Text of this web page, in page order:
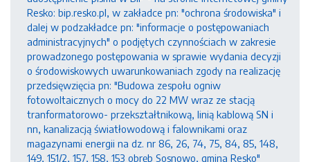
Resko: bip.resko.pl, w zakładce pn: "ochrona środowiska" i
dalej w podzakładce pn: "informacje o postępowaniach
administracyjnych" o podjętych czynnościach w zakresie
prowadzonego postępowania w sprawie wydania decyzji
o środowiskowych uwarunkowaniach zgody na realizację
przedsięwzięcia pn: "Budowa zespołu ogniw
fotowoltaicznych o mocy do 22 MW wraz ze stacją
tranformatorowo- przekształtnikową, linią kablową SN i
nn, kanalizacją światłowodową i falownikami oraz
magazynami energii na dz. nr 86, 26, 74, 75, 84, 85, 148,
149, 151/2, 157, 158, 153 obręb Sosnowo, gmina Resko"